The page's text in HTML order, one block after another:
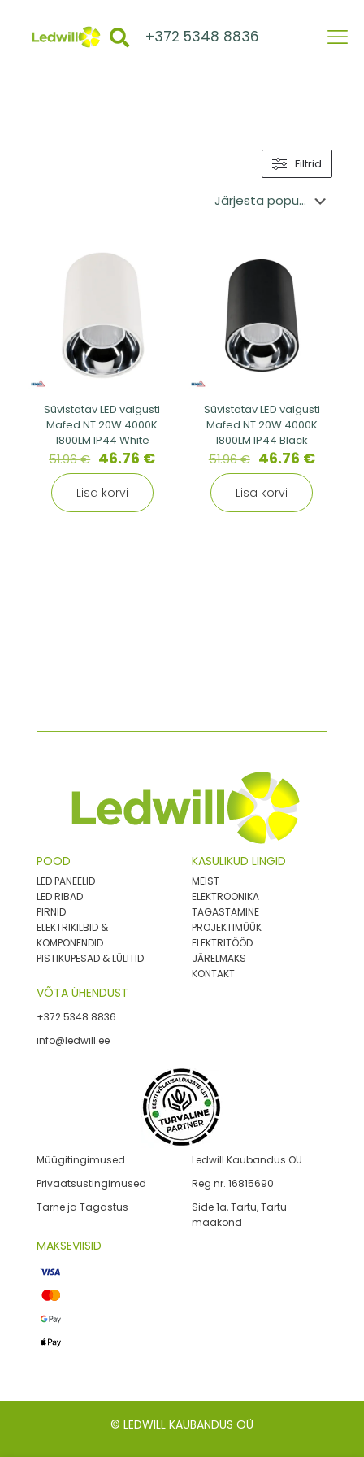
+372 5348 8836
Filtrid
Süvistatav LED valgusti
Mafed NT 20W 4000K
1800LM IP44 White
51.96€ 46.76 €
Lisa korvi
Süvistatav LED valgusti
Mafed NT 20W 4000K
1800LM IP44 Black
51.96€ 46.76 €
Lisa korvi
POOD
LED PANEELID
LED RIBAD
PIRNID
ELEKTRIKILBID &
KOMPONENDID
PISTIKUPESAD & LÜLITID
KASULIKUD LINGID
MEIST
ELEKTROONIKA
TAGASTAMINE
PROJEKTIMÜÜK
ELEKTRITÖÖD
JÄRELMAKS
KONTAKT
VÕTA ÜHENDUST
+372 5348 8836
info@ledwill.ee
Müügitingimused
Privaatsustingimused
Tarne ja Tagastus
Ledwill Kaubandus OÜ
Reg nr. 16815690
Side 1a, Tartu, Tartu
maakond
MAKSEVIISID
© LEDWILL KAUBANDUS OÜ